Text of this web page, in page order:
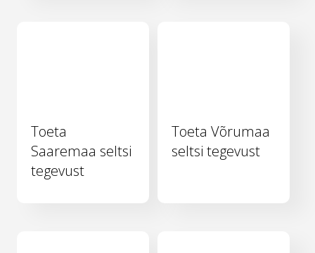
Toeta
Saaremaa seltsi
tegevust
Toeta Võrumaa
seltsi tegevust